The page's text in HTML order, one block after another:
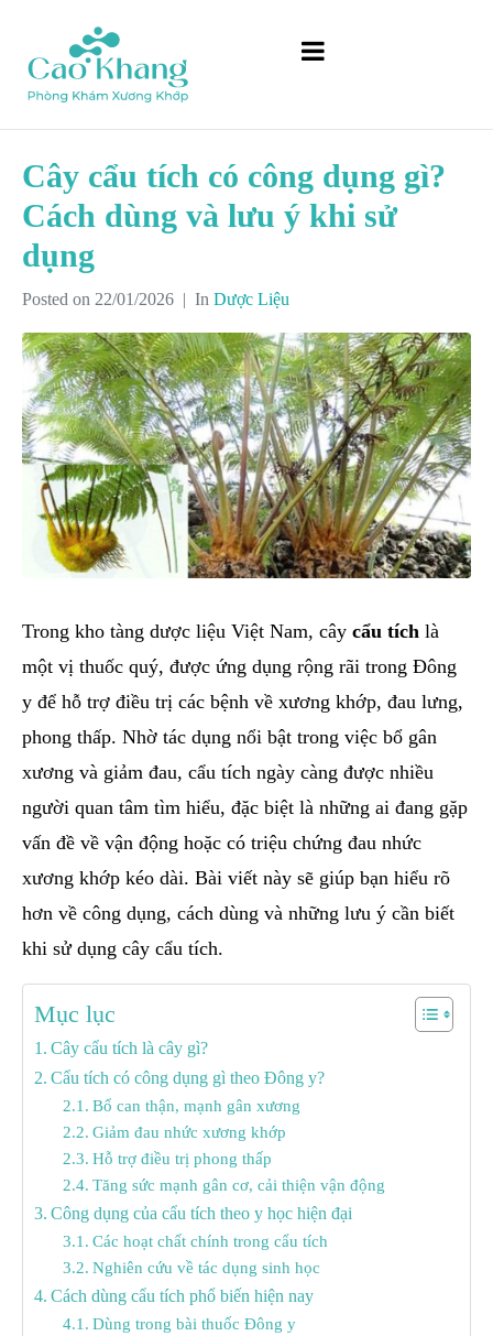
Cây cẩu tích có công dụng gì?
Cách dùng và lưu ý khi sử
dụng
Posted on 22/01/2026 In Dược Liệu
Trong kho tàng dược liệu Việt Nam, cây cẩu tích là
một vị thuốc quý, được ứng dụng rộng rãi trong Đông
y để hỗ trợ điều trị các bệnh về xương khớp, đau lưng,
phong thấp. Nhờ tác dụng nổi bật trong việc bổ gân
xương và giảm đau, cẩu tích ngày càng được nhiều
người quan tâm tìm hiểu, đặc biệt là những ai đang gặp
vấn đề về vận động hoặc có triệu chứng đau nhức
xương khớp kéo dài. Bài viết này sẽ giúp bạn hiểu rõ
hơn về công dụng, cách dùng và những lưu ý cần biết
khi sử dụng cây cẩu tích.
Mục lục
Cây cẩu tích là cây gì?
Cẩu tích có công dụng gì theo Đông y?
Bổ can thận, mạnh gân xương
Giảm đau nhức xương khớp
Hỗ trợ điều trị phong thấp
Tăng sức mạnh gân cơ, cải thiện vận động
Công dụng của cẩu tích theo y học hiện đại
Các hoạt chất chính trong cẩu tích
Nghiên cứu về tác dụng sinh học
Cách dùng cẩu tích phổ biến hiện nay
Dùng trong bài thuốc Đông y